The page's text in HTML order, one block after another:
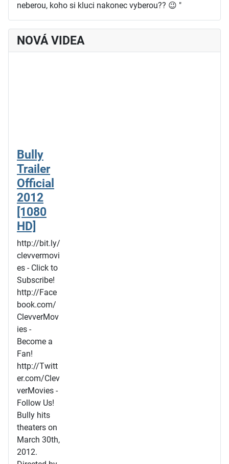
neberou, koho si kluci nakonec vyberou?? 😉 "
NOVÁ VIDEA
Bully
Trailer
Official
2012
[1080
HD]
http://bit.ly/
clevvermovi
es - Click to
Subscribe!
http://Face
book.com/
ClevverMov
ies -
Become a
Fan!
http://Twitt
er.com/Clev
verMovies -
Follow Us!
Bully hits
theaters on
March 30th,
2012.